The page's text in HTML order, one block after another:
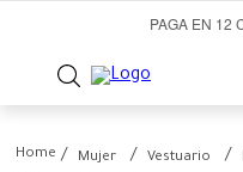
PAGA EN 12
Mujer Vestuario